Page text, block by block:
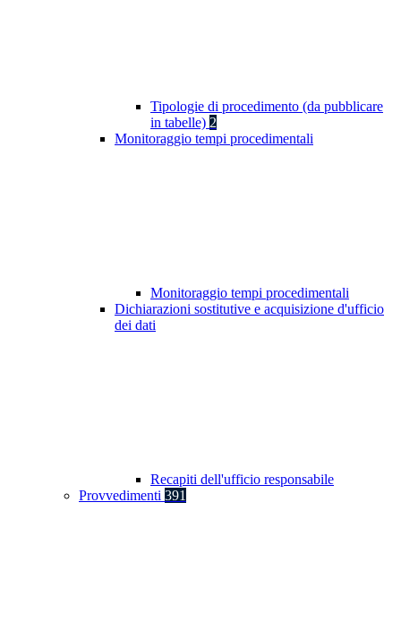
Tipologie di procedimento (da pubblicare
in tabelle) 2
Monitoraggio tempi procedimentali
Monitoraggio tempi procedimentali
Dichiarazioni sostitutive e acquisizione d'ufficio
dei dati
Recapiti dell'ufficio responsabile
Provvedimenti 391